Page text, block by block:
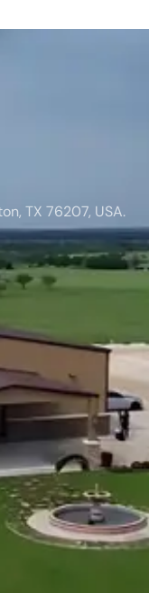
TX 76207, USA.